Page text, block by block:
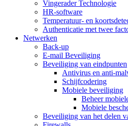
Vingerader Technologie
HR-software
Temperatuur- en
Authenticatie met twee
Netwerken
Back-up
E-mail Beveiliging
Beveiliging van eindpunten
Antivirus en anti-
Schijfcodering
Mobiele beveiliging
Beheer
Mobiele
Beveiliging van het delen